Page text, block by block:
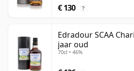
€ 130 ?
Edradour SCAA
jaar oud
70cl • 46%